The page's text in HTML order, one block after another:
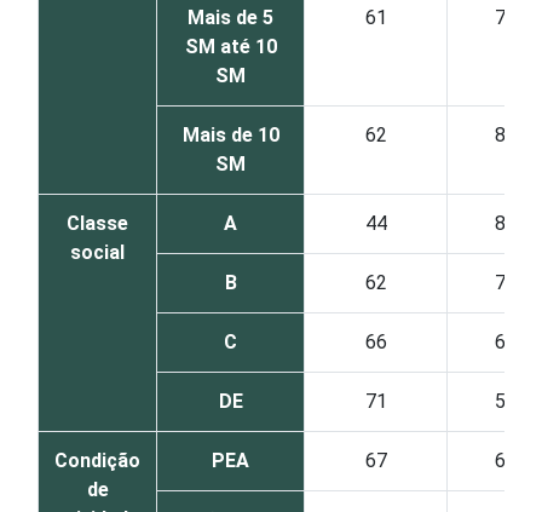
Mais de 5
SM até 10
SM
61 79
Mais de 10
SM
62 82
Classe
social
A 44 83
B 62 75
C 66 64
DE 71 58
Condição
de
PEA 67 61